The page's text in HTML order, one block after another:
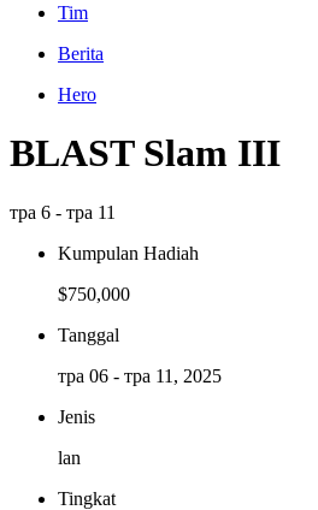
Tim
Berita
Hero
BLAST Slam III
тра 6 - тра 11
Kumpulan Hadiah
$750,000
Tanggal
тра 06 - тра 11, 2025
Jenis
lan
Tingkat